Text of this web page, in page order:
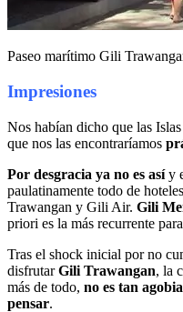
Paseo marítimo Gili
Impresiones
Nos habían dicho que las
que nos las encontraríamos
Por desgracia ya no es asíy
paulatinamente todo de
Trawangan y Gili Air. Gili
priori es la más recurrente
Tras el shock inicial por no
disfrutarGili Trawangan, la
más de todo, no es tan
pensar.